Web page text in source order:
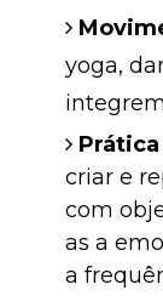
yoga,
criar e
com
as a
a